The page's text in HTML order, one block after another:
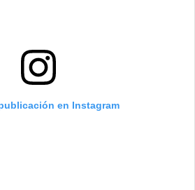
en Instagram